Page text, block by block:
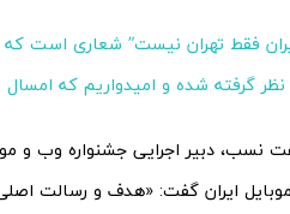
فقط تهران نیست” شعاری است
نظر گرفته شده و امیدواریم که
نسب، دبیر اجرایی جشنواره وب و
ایران گفت: «هدف و رسالت